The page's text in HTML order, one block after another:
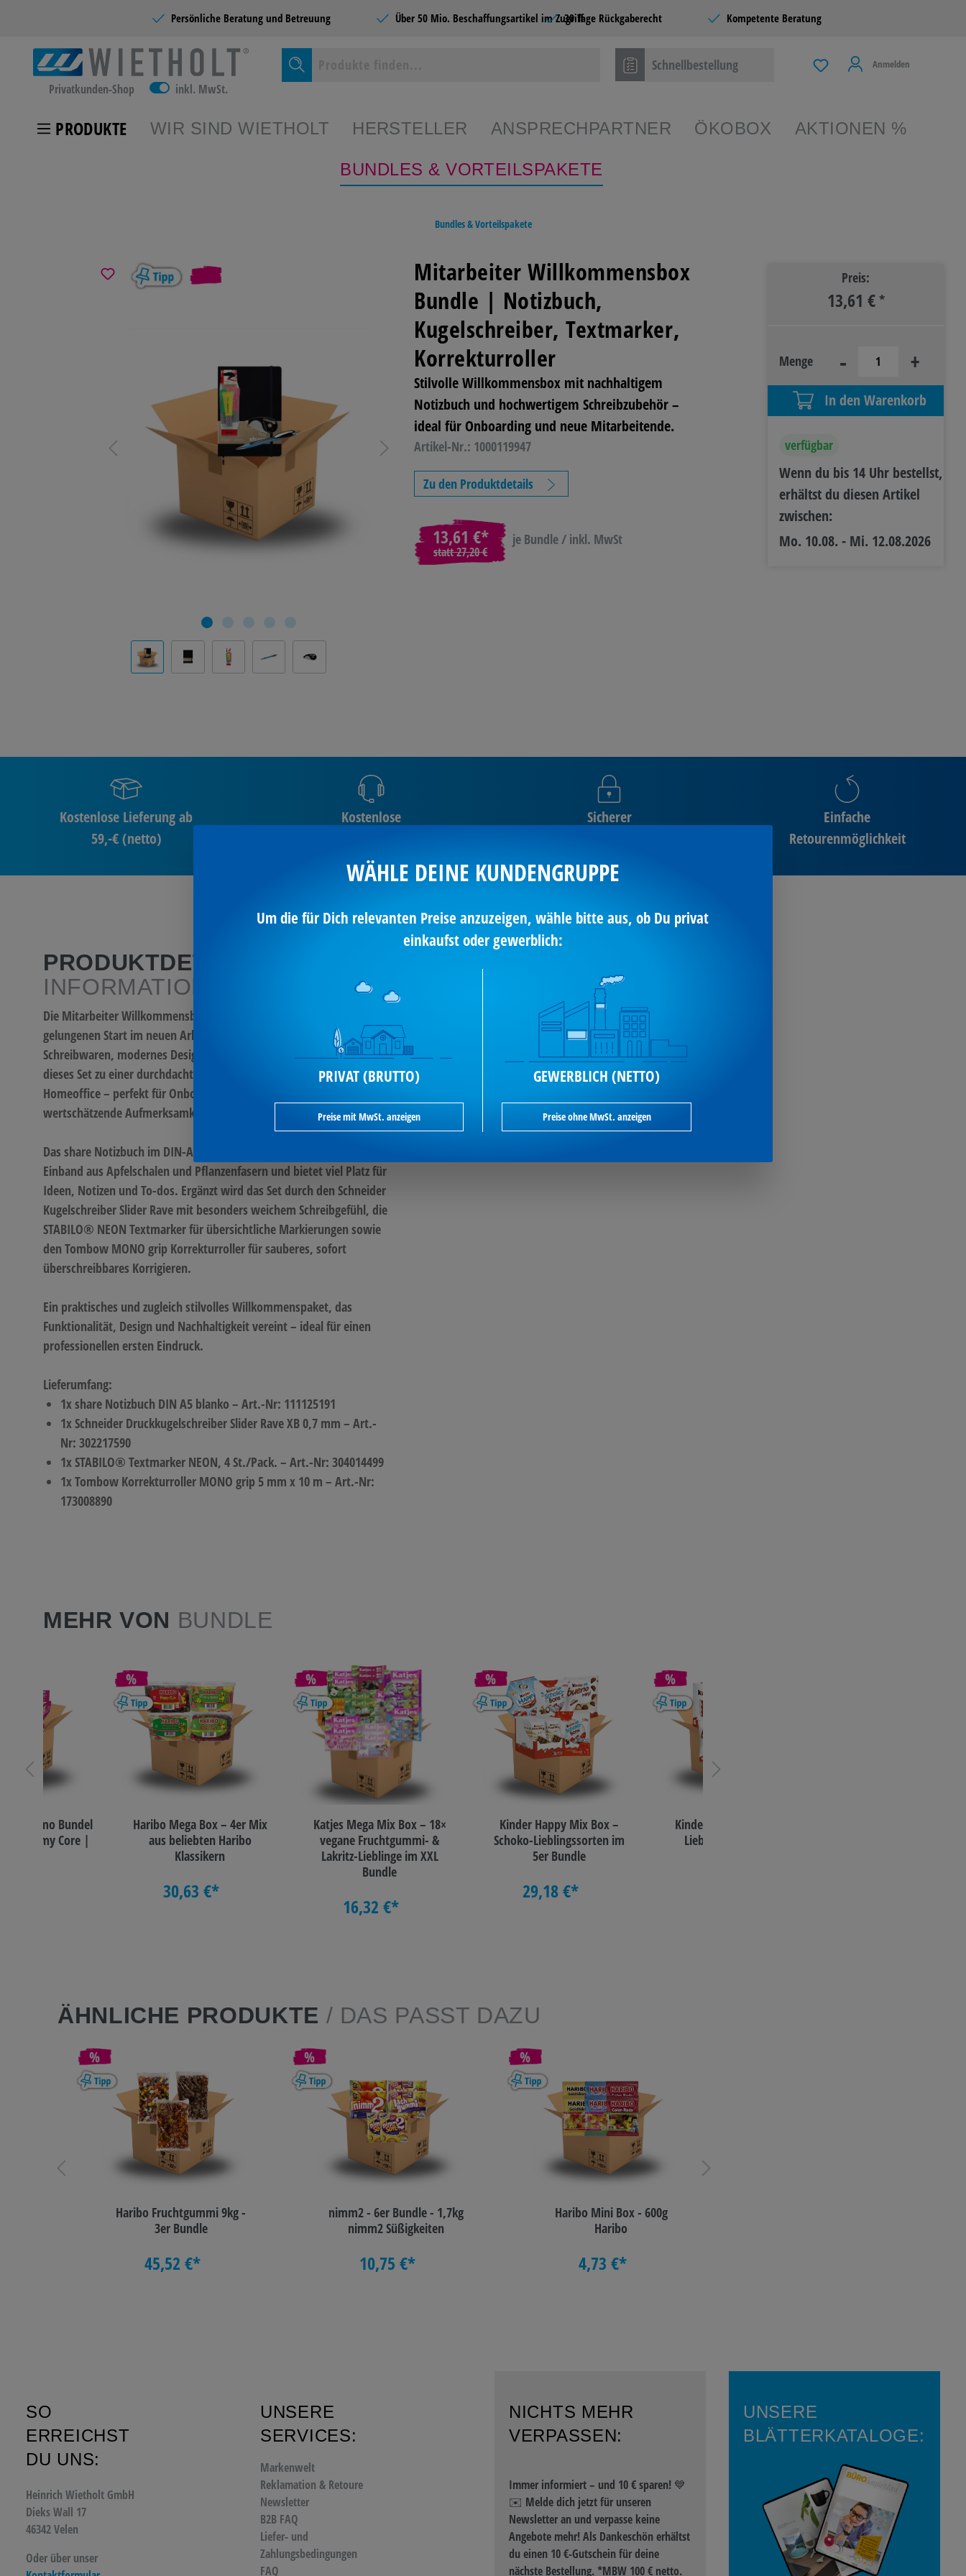
Persönliche Beratung und Betreuung Über 50 Mio. Beschaffungsartikel im Zugriff30 Tage Rückgaberecht Kompetente Beratung
Privatkunden-Shop inkl. MwSt.
Schnellbestellung Anmelden
PRODUKTE WIR SIND WIETHOLT HERSTELLER ANSPRECHPARTNER ÖKOBOX AKTIONEN %
BUNDLES & VORTEILSPAKETE
CATERING &
PAPIERE
BÜROMÖBEL &
EINRICHTEN
BASTELN &
TECHNIK
STEMPEL
REINIGUNG &
Bundles & Vorteilspakete
%
Mitarbeiter Willkommensbox
Bundle | Notizbuch,
Kugelschreiber, Textmarker,
Korrekturroller
Stilvolle Willkommensbox mit nachhaltigem
Notizbuch und hochwertigem Schreibzubehör –
ideal für Onboarding und neue Mitarbeitende.
Artikel-Nr.: 1000119947
Zu den Produktdetails
13,61 €*
statt27,20 €
je Bundle / inkl. MwSt
Preis:
13,61 €*
Menge - +
In den Warenkorb
verfügbar
Wenn du bis 14 Uhr bestellst,
erhältst du diesen Artikel
zwischen:
Mo. 10.08. - Mi. 12.08.2026
Kostenlose Lieferung ab
59,-€ (netto)
Kostenlose
Sicherer
Einfache
Retourenmöglichkeit
PRODUKTDETAILS
INFORMATIONEN
Die Mitarbeiter Willkommensbox ist das ideale Bundle für einen
gelungenen Start im neuen Arbeitsumfeld. Hochwertige
Schreibwaren, modernes Design und nachhaltige Materialien machen
dieses Set zu einer durchdachten Grundausstattung für Büro und
Homeoffice – perfekt für Onboarding, neue Teammitglieder oder als
wertschätzende Aufmerksamkeit.
Das share Notizbuch im DIN-A5-Format überzeugt mit nachhaltigem
Einband aus Apfelschalen und Pflanzenfasern und bietet viel Platz für
Ideen, Notizen und To-dos. Ergänzt wird das Set durch den Schneider
Kugelschreiber Slider Rave mit besonders weichem Schreibgefühl, die
STABILO® NEON Textmarker für übersichtliche Markierungen sowie
den Tombow MONO grip Korrekturroller für sauberes, sofort
überschreibbares Korrigieren.
Ein praktisches und zugleich stilvolles Willkommenspaket, das
Funktionalität, Design und Nachhaltigkeit vereint – ideal für einen
professionellen ersten Eindruck.
Lieferumfang:
1x share Notizbuch DIN A5 blanko – Art.-Nr: 111125191
1x Schneider Druckkugelschreiber Slider Rave XB 0,7 mm – Art.-
Nr: 302217590
1x STABILO® Textmarker NEON, 4 St./Pack. – Art.-Nr: 304014499
1x Tombow Korrekturroller MONO grip 5 mm x 10 m – Art.-Nr:
173008890
MEHR VON BUNDLE
Promo Bundel
Creamy Core |
Haribo Mega Box – 4er Mix
aus beliebten Haribo
Klassikern
30,63 €*
Katjes Mega Mix Box – 18×
vegane Fruchtgummi- &
Lakritz-Lieblinge im XXL
Bundle
16,32 €*
Kinder Happy Mix Box –
Schoko-Lieblingssorten im
5er Bundle
29,18 €*
Kinder Mix Box - Schoko -
Lieblingssorten im 4er
ÄHNLICHE PRODUKTE / DAS PASST DAZU
Haribo Fruchtgummi 9kg -
3er Bundle
45,52 €*
nimm2 - 6er Bundle - 1,7kg
nimm2 Süßigkeiten
10,75 €*
Haribo Mini Box - 600g
Haribo
4,73 €*
SO
ERREICHST
DU UNS:
Heinrich Wietholt GmbH
Dieks Wall 17
46342 Velen
Oder über unser
UNSERE
SERVICES:
Markenwelt
Reklamation & Retoure
Newsletter
B2B FAQ
Liefer- und
Zahlungsbedingungen
FAQ
NICHTS MEHR
VERPASSEN:
Immer informiert – und 10 € sparen! 💙
✉️ Melde dich jetzt für unseren
Newsletter an und verpasse keine
Angebote mehr! Als Dankeschön erhältst
du einen 10 €-Gutschein für deine
nächste Bestellung. *MBW 100 € netto.
UNSERE
BLÄTTERKATALOGE:
WÄHLE DEINE KUNDENGRUPPE
Um die für Dich relevanten Preise anzuzeigen, wähle bitte aus, ob Du privat
einkaufst oder gewerblich:
PRIVAT (BRUTTO)
Preise mit MwSt. anzeigen
GEWERBLICH (NETTO)
Preise ohne MwSt. anzeigen